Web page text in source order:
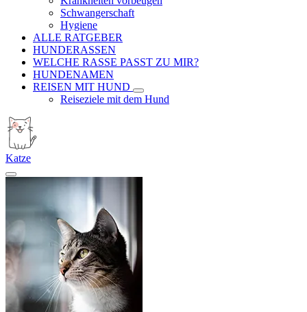
Schwangerschaft
Hygiene
ALLE RATGEBER
HUNDERASSEN
WELCHE RASSE PASST ZU MIR?
HUNDENAMEN
REISEN MIT HUND
Reiseziele mit dem Hund
Katze